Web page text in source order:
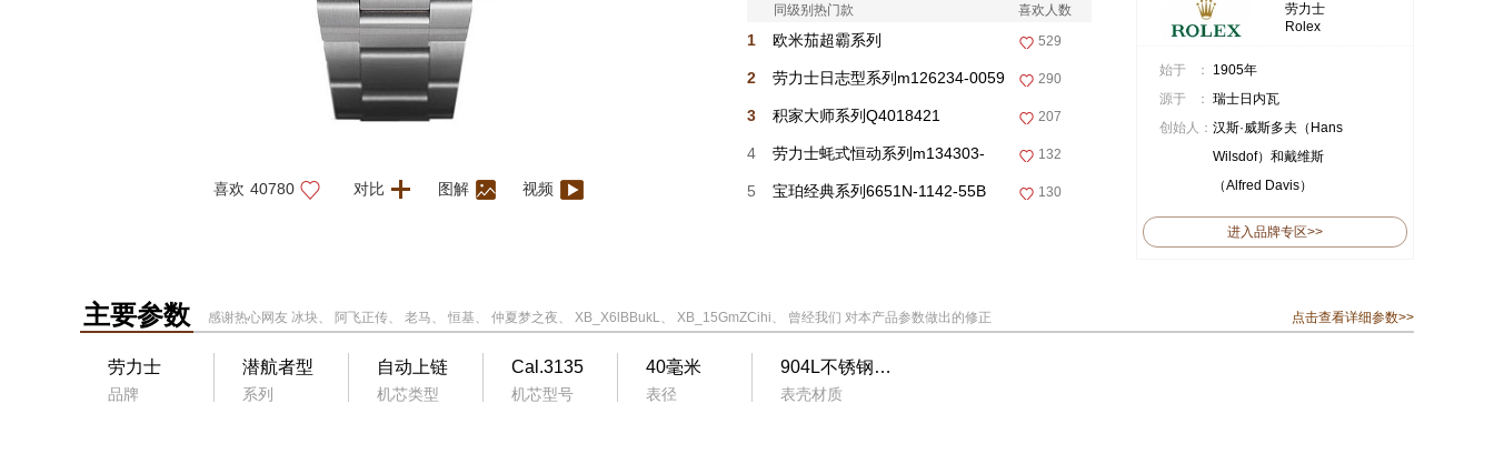
喜欢 40780 对比 图解 视频
同级别热门款 喜欢人数
1 欧米茄超霸系列
310.30.42.50.01.004
529
2 劳力士日志型系列m126234-0059 290
3 积家大师系列Q4018421 207
4 劳力士蚝式恒动系列m134303-
0001
132
5 宝珀经典系列6651N-1142-55B 130
劳力士
Rolex
始于 ：
1905年
源于 ： 瑞士日内瓦
创始人： 汉斯·威斯多夫（Hans
Wilsdof）和戴维斯
（Alfred Davis）
进入品牌专区>>
主要参数 感谢热心网友 冰块、 阿飞正传、 老马、 恒基、 仲夏梦之夜、 XB_X6lBBukL、 XB_15GmZCihi、 曾经我们 对本产品参数做出的修正 点击查看详细参数>>
劳力士
品牌
潜航者型
系列
自动上链
机芯类型
Cal.3135
机芯型号
40毫米
表径
904L不锈钢(蚝式钢)
表壳材质